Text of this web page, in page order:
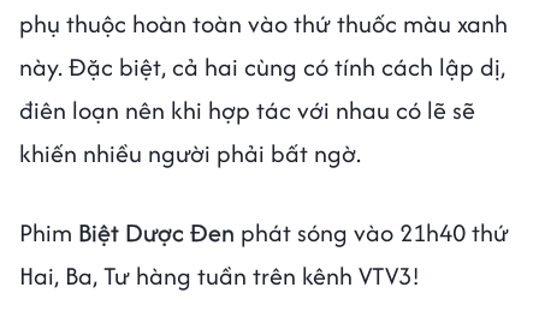
phụ thuộc hoàn toàn vào thứ thuốc màu xanh
này. Đặc biệt, cả hai cùng có tính cách lập dị,
điên loạn nên khi hợp tác với nhau có lẽ sẽ
khiến nhiều người phải bất ngờ.
Phim Biệt Dược Đen phát sóng vào 21h40 thứ
Hai, Ba, Tư hàng tuần trên kênh VTV3!